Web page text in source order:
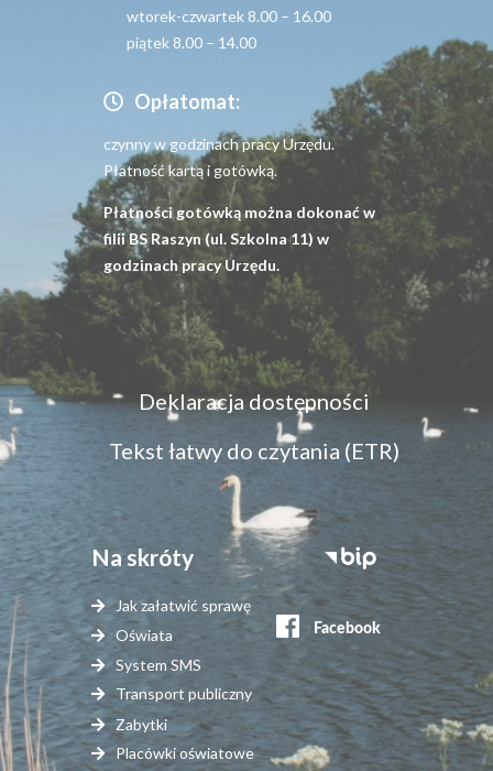
wtorek-czwartek 8.00 – 16.00
piątek 8.00 – 14.00
Opłatomat:
czynny w godzinach pracy Urzędu.
Płatność kartą i gotówką.
Płatności gotówką można dokonać w
filii BS Raszyn (ul. Szkolna 11) w
godzinach pracy Urzędu.
Menu
dostępność
Deklaracja dostępności
Tekst łatwy do czytania (ETR)
Na skróty
Jak załatwić sprawę
Oświata
System SMS
Transport publiczny
Zabytki
Placówki oświatowe
Stopka
serwisy
zewnętrzne